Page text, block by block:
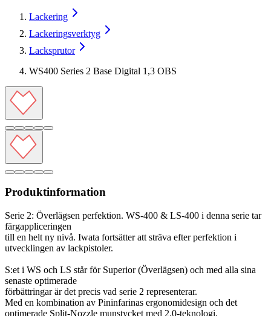
Lackering
Lackeringsverktyg
Lacksprutor
WS400 Series 2 Base Digital 1,3 OBS
Produktinformation
Serie 2: Överlägsen perfektion. WS-400 & LS-400 i denna serie tar
färgappliceringen
till en helt ny nivå. Iwata fortsätter att sträva efter perfektion i
utvecklingen av lackpistoler.
S:et i WS och LS står för Superior (Överlägsen) och med alla sina
senaste optimerade
förbättringar är det precis vad serie 2 representerar.
Med en kombination av Pininfarinas ergonomidesign och det
optimerade Split-Nozzle munstycket med 2.0-teknologi,